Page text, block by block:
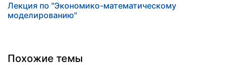
Лекция по "Экономико-математическому
моделированию"
Похожие темы